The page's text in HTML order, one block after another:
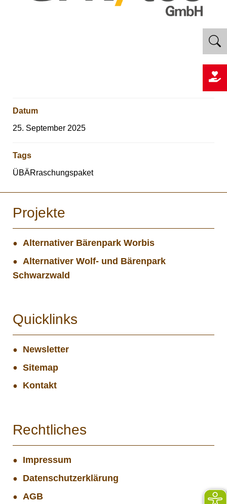
Datum
25. September 2025
Tags
ÜBÄRraschungspaket
Projekte
Alternativer Bärenpark Worbis
Alternativer Wolf- und Bärenpark
Schwarzwald
Quicklinks
Newsletter
Sitemap
Kontakt
Rechtliches
Impressum
Datenschutzerklärung
AGB